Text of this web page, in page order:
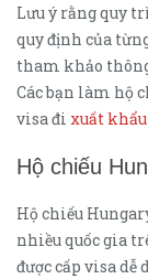
Lưu ý rằng quy
quy định của
tham khảo
Các bạn làm hộ
visa đi xuất
Hộ chiếu
Hộ chiếu
nhiều quốc gia
được cấp visa dễ